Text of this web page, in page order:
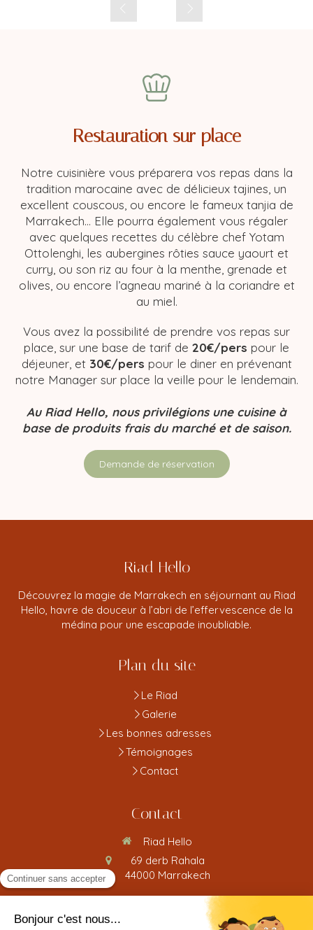
Restauration sur place
Notre cuisinière vous préparera vos repas dans la
tradition marocaine avec de délicieux tajines, un
excellent couscous, ou encore le fameux tanjia de
Marrakech… Elle pourra également vous régaler
avec quelques recettes du célèbre chef Yotam
Ottolenghi, les aubergines rôties sauce yaourt et
curry, ou son riz au four à la menthe, grenade et
olives, ou encore l’agneau mariné à la coriandre et
au miel.
Vous avez la possibilité de prendre vos repas sur
place, sur une base de tarif de 20€/pers pour le
déjeuner, et 30€/pers pour le diner en prévenant
notre Manager sur place la veille pour le lendemain.
Au Riad Hello, nous privilégions une cuisine à
base de produits frais du marché et de saison.
Demande de réservation
Riad Hello
Découvrez la magie de Marrakech en séjournant au Riad
Hello, havre de douceur à l’abri de l’effervescence de la
médina pour une escapade inoubliable.
Plan du site
Le Riad
Galerie
Les bonnes adresses
Témoignages
Contact
Contact
Riad Hello
69 derb Rahala
44000 Marrakech